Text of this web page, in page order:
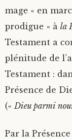
mage « en
prodigue » à la
Testament a
plénitude de
Testament :
Présence de
(«Dieu parmi
Par la